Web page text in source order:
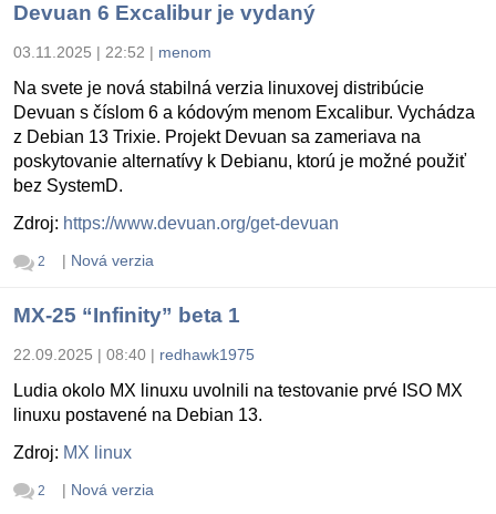
Devuan 6 Excalibur je vydaný
03.11.2025 | 22:52 | menom
Na svete je nová stabilná verzia linuxovej distribúcie
Devuan s číslom 6 a kódovým menom Excalibur. Vychádza
z Debian 13 Trixie. Projekt Devuan sa zameriava na
poskytovanie alternatívy k Debianu, ktorú je možné použiť
bez SystemD.
Zdroj: https://www.devuan.org/get-devuan
2 | Nová verzia
MX-25 “Infinity” beta 1
22.09.2025 | 08:40 | redhawk1975
Ludia okolo MX linuxu uvolnili na testovanie prvé ISO MX
linuxu postavené na Debian 13.
Zdroj: MX linux
2 | Nová verzia